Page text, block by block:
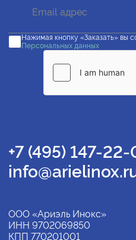
Нажимая кнопку «Заказать» вы
Персональных данных
+7 (495) 147-
ООО «Ариэль Инокс»
ИНН 9702069850
КПП 770201001